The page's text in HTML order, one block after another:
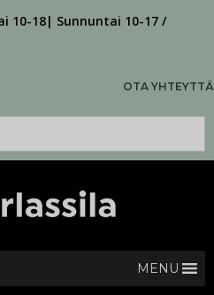
10-18| Sunnuntai 10-17 /
OTA YHTEYTTÄ
MENU